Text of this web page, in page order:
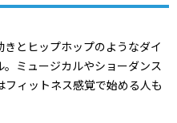
とヒップホップのようなダイ
ミュージカルやショーダンス
ィットネス感覚で始める人も